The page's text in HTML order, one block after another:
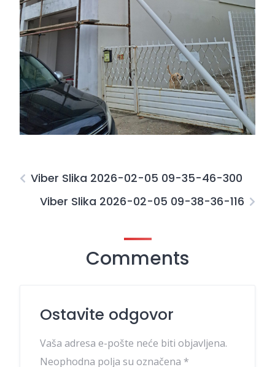
Viber Slika 2026-02-05 09-35-46-300
Viber Slika 2026-02-05 09-38-36-116
Comments
Ostavite odgovor
Vaša adresa e-pošte neće biti objavljena.
Neophodna polja su označena *